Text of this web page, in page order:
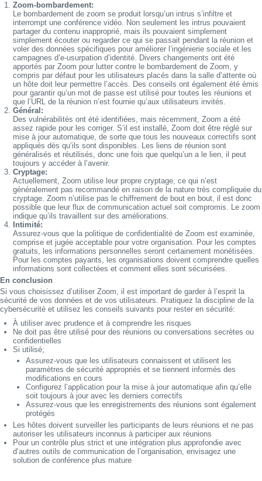
Zoom-bombardement:
Le bombardement de zoom se produit lorsqu’un intrus s’infiltre et
interrompt une conférence vidéo. Non seulement les intrus pouvaient
partager du contenu inapproprié, mais ils pouvaient simplement
simplement écouter ou regarder ce qui se passait pendant la réunion et
voler des données spécifiques pour améliorer l’ingénierie sociale et les
campagnes d’e-usurpation d’identité. Divers changements ont été
apportés par Zoom pour lutter contre le bombardement de Zoom, y
compris par défaut pour les utilisateurs placés dans la salle d’attente où
un hôte doit leur permettre l’accès. Des conseils ont également été émis
pour garantir qu’un mot de passe est utilisé pour toutes les réunions et
que l’URL de la réunion n’est fournie qu’aux utilisateurs invités.
Général:
Des vulnérabilités ont été identifiées, mais récemment, Zoom a été
assez rapide pour les corriger. S’il est installé, Zoom doit être réglé sur
mise à jour automatique, de sorte que tous les nouveaux correctifs sont
appliqués dès qu’ils sont disponibles. Les liens de réunion sont
généralisés et réutilisés, donc une fois que quelqu’un a le lien, il peut
toujours y accéder à l’avenir.
Cryptage:
Actuellement, Zoom utilise leur propre cryptage, ce qui n’est
généralement pas recommandé en raison de la nature très compliquée du
cryptage. Zoom n’utilise pas le chiffrement de bout en bout, il est donc
possible que leur flux de communication actuel soit compromis. Le zoom
indique qu’ils travaillent sur des améliorations.
Intimité:
Assurez-vous que la politique de confidentialité de Zoom est examinée,
comprise et jugée acceptable pour votre organisation. Pour les comptes
gratuits, les informations personnelles seront certainement monétisées.
Pour les comptes payants, les organisations doivent comprendre quelles
informations sont collectées et comment elles sont sécurisées.
En conclusion
Si vous choisissez d’utiliser Zoom, il est important de garder à l’esprit la
sécurité de vos données et de vos utilisateurs. Pratiquez la discipline de la
cybersécurité et utilisez les conseils suivants pour rester en sécurité:
À utiliser avec prudence et à comprendre les risques
Ne doit pas être utilisé pour des réunions ou conversations secrètes ou
confidentielles
Si utilisé;
Assurez-vous que les utilisateurs connaissent et utilisent les
paramètres de sécurité appropriés et se tiennent informés des
modifications en cours
Configurez l’application pour la mise à jour automatique afin qu’elle
soit toujours à jour avec les derniers correctifs
Assurez-vous que les enregistrements des réunions sont également
protégés
Les hôtes doivent surveiller les participants de leurs réunions et ne pas
autoriser les utilisateurs inconnus à participer aux réunions
Pour un contrôle plus strict et une intégration plus approfondie avec
d’autres outils de communication de l’organisation, envisagez une
solution de conférence plus mature